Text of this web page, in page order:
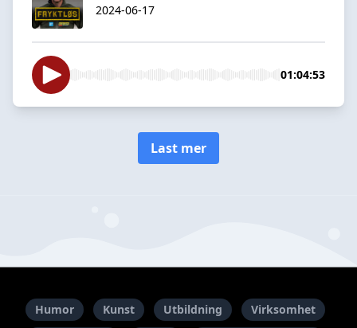
2024-06-17
01:04:53
Last mer
Humor Kunst Utbildning Virksomhet